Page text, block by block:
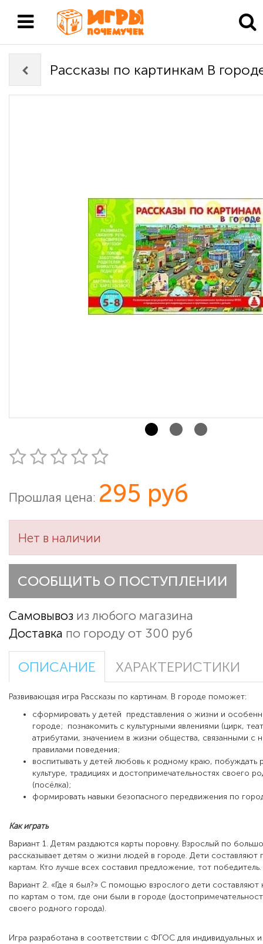
Рассказы по картинкам В
Прошлая цена: 295 руб
Нет в наличии
СООБЩИТЬ О ПОСТУПЛЕНИИ
Самовывоз из любого магазина
Доставка по городу от 300 руб
ОПИСАНИЕ ХАРАКТЕРИСТИКИ
Развивающая игра Рассказы по картинам. В городе поможет:
сформировать у детей представления о жизни и
городе; познакомить с культурными явлениями (цирк,
атрибутами, значением в жизни общества, связанными с
правилами поведения;
воспитывать у детей любовь к родному краю, побуждать
культуре, традициях и достопримечательностях своего
(посёлка);
формировать навыки безопасного передвижения по
Как играть
Вариант 1. Детям раздаются карты поровну. Взрослый по
рассказывает детям о жизни людей в городе. Дети составляют
картам. Кто лучше всех составил предложение, тот победитель.
Вариант 2. «Где я был?» С помощью взрослого дети составляют
по картам о том, где они были в городе
своего родного города).
Игра разработана в соответствии с ФГОС для индивидуальных и